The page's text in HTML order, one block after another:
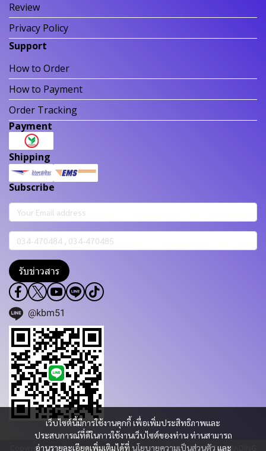
เว็บไซต์นี้มีการใช้งานคุกกี้ เพื่อเพิ่มประสิทธิภาพและ
ประสบการณ์ที่ดีในการใช้งานเว็บไซต์ของท่าน ท่านสามารถ
อ่านรายละเอียดเพิ่มเติมได้ที่ นโยบายความเป็นส่วนตัว และ
Review
Privacy Policy
Support
How to Order
How to Payment
Order Tracking
Payment
Shipping
Subscribe
รับข่าวสาร
@kbm51
Copyright 2023 | All Rights Reserved | Powered by KBM PART & TRADING